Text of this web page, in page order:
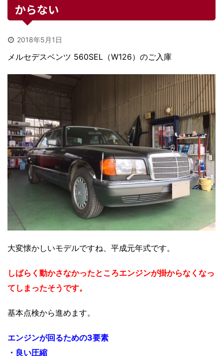
からない
2018年5月1日
メルセデスベンツ 560SEL（W126）のご入庫
大変懐かしいモデルですね、平成元年式です。
しばらく動かさなかったところエンジンが掛からなくなっ
てしまったそうです。
基本点検から進めます。
エンジンが回るための3要素
・良い圧縮